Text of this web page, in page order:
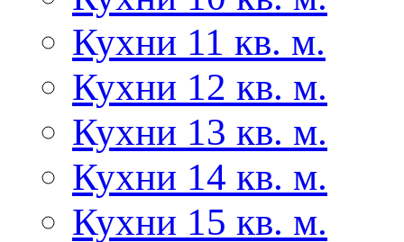
Кухни 11 кв. м.
Кухни 12 кв. м.
Кухни 13 кв. м.
Кухни 14 кв. м.
Кухни 15 кв. м.